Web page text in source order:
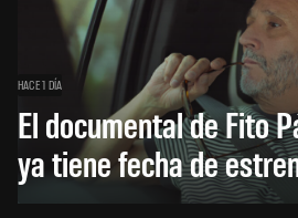
HACE 1 DÍA
El documental de Fito
ya tiene fecha de